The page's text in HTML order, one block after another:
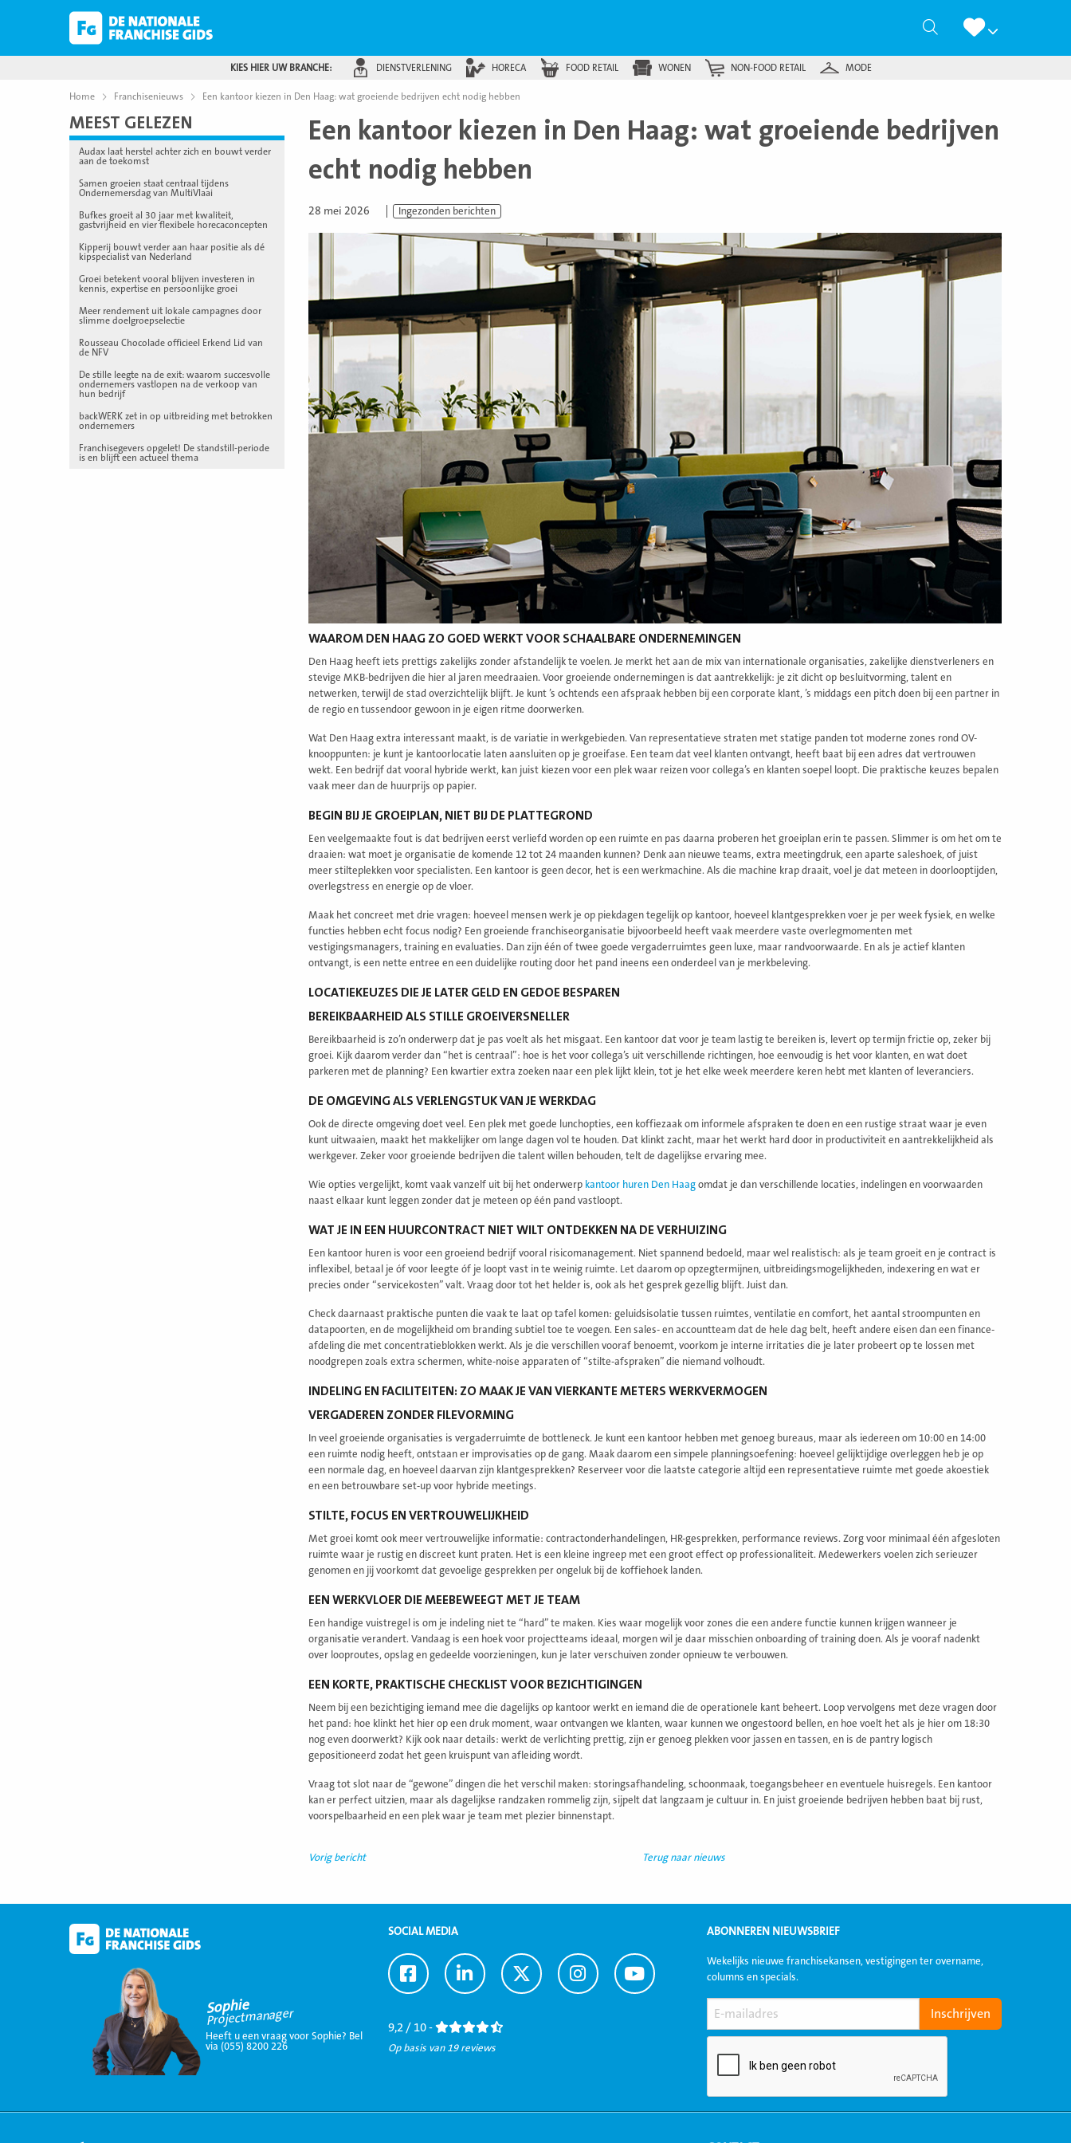
Zoeken
KIES HIER UW BRANCHE: DIENSTVERLENING HORECA FOOD RETAIL WONEN NON-FOOD RETAIL MODE
Home Franchisenieuws Een kantoor kiezen in Den Haag: wat groeiende bedrijven echt nodig hebben
MEEST GELEZEN
Audax laat herstel achter zich en bouwt verder
aan de toekomst
Samen groeien staat centraal tijdens
Ondernemersdag van MultiVlaai
Bufkes groeit al 30 jaar met kwaliteit,
gastvrijheid en vier flexibele horecaconcepten
Kipperij bouwt verder aan haar positie als dé
kipspecialist van Nederland
Groei betekent vooral blijven investeren in
kennis, expertise en persoonlijke groei
Meer rendement uit lokale campagnes door
slimme doelgroepselectie
Rousseau Chocolade officieel Erkend Lid van
de NFV
De stille leegte na de exit: waarom succesvolle
ondernemers vastlopen na de verkoop van
hun bedrijf
backWERK zet in op uitbreiding met betrokken
ondernemers
Franchisegevers opgelet! De standstill-periode
is en blijft een actueel thema
Een kantoor kiezen in Den Haag: wat groeiende bedrijven
echt nodig hebben
28 mei 2026 Ingezonden berichten
WAAROM DEN HAAG ZO GOED WERKT VOOR SCHAALBARE ONDERNEMINGEN
Den Haag heeft iets prettigs zakelijks zonder afstandelijk te voelen. Je merkt het aan de mix van internationale organisaties, zakelijke dienstverleners en
stevige MKB-bedrijven die hier al jaren meedraaien. Voor groeiende ondernemingen is dat aantrekkelijk: je zit dicht op besluitvorming, talent en
netwerken, terwijl de stad overzichtelijk blijft. Je kunt ’s ochtends een afspraak hebben bij een corporate klant, ’s middags een pitch doen bij een partner in
de regio en tussendoor gewoon in je eigen ritme doorwerken.
Wat Den Haag extra interessant maakt, is de variatie in werkgebieden. Van representatieve straten met statige panden tot moderne zones rond OV-
knooppunten: je kunt je kantoorlocatie laten aansluiten op je groeifase. Een team dat veel klanten ontvangt, heeft baat bij een adres dat vertrouwen
wekt. Een bedrijf dat vooral hybride werkt, kan juist kiezen voor een plek waar reizen voor collega’s en klanten soepel loopt. Die praktische keuzes bepalen
vaak meer dan de huurprijs op papier.
BEGIN BIJ JE GROEIPLAN, NIET BIJ DE PLATTEGROND
Een veelgemaakte fout is dat bedrijven eerst verliefd worden op een ruimte en pas daarna proberen het groeiplan erin te passen. Slimmer is om het om te
draaien: wat moet je organisatie de komende 12 tot 24 maanden kunnen? Denk aan nieuwe teams, extra meetingdruk, een aparte saleshoek, of juist
meer stilteplekken voor specialisten. Een kantoor is geen decor, het is een werkmachine. Als die machine krap draait, voel je dat meteen in doorlooptijden,
overlegstress en energie op de vloer.
Maak het concreet met drie vragen: hoeveel mensen werk je op piekdagen tegelijk op kantoor, hoeveel klantgesprekken voer je per week fysiek, en welke
functies hebben echt focus nodig? Een groeiende franchiseorganisatie bijvoorbeeld heeft vaak meerdere vaste overlegmomenten met
vestigingsmanagers, training en evaluaties. Dan zijn één of twee goede vergaderruimtes geen luxe, maar randvoorwaarde. En als je actief klanten
ontvangt, is een nette entree en een duidelijke routing door het pand ineens een onderdeel van je merkbeleving.
LOCATIEKEUZES DIE JE LATER GELD EN GEDOE BESPAREN
BEREIKBAARHEID ALS STILLE GROEIVERSNELLER
Bereikbaarheid is zo’n onderwerp dat je pas voelt als het misgaat. Een kantoor dat voor je team lastig te bereiken is, levert op termijn frictie op, zeker bij
groei. Kijk daarom verder dan “het is centraal”: hoe is het voor collega’s uit verschillende richtingen, hoe eenvoudig is het voor klanten, en wat doet
parkeren met de planning? Een kwartier extra zoeken naar een plek lijkt klein, tot je het elke week meerdere keren hebt met klanten of leveranciers.
DE OMGEVING ALS VERLENGSTUK VAN JE WERKDAG
Ook de directe omgeving doet veel. Een plek met goede lunchopties, een koffiezaak om informele afspraken te doen en een rustige straat waar je even
kunt uitwaaien, maakt het makkelijker om lange dagen vol te houden. Dat klinkt zacht, maar het werkt hard door in productiviteit en aantrekkelijkheid als
werkgever. Zeker voor groeiende bedrijven die talent willen behouden, telt de dagelijkse ervaring mee.
Wie opties vergelijkt, komt vaak vanzelf uit bij het onderwerp kantoor huren Den Haag omdat je dan verschillende locaties, indelingen en voorwaarden
naast elkaar kunt leggen zonder dat je meteen op één pand vastloopt.
WAT JE IN EEN HUURCONTRACT NIET WILT ONTDEKKEN NA DE VERHUIZING
Een kantoor huren is voor een groeiend bedrijf vooral risicomanagement. Niet spannend bedoeld, maar wel realistisch: als je team groeit en je contract is
inflexibel, betaal je óf voor leegte óf je loopt vast in te weinig ruimte. Let daarom op opzegtermijnen, uitbreidingsmogelijkheden, indexering en wat er
precies onder “servicekosten” valt. Vraag door tot het helder is, ook als het gesprek gezellig blijft. Juist dan.
Check daarnaast praktische punten die vaak te laat op tafel komen: geluidsisolatie tussen ruimtes, ventilatie en comfort, het aantal stroompunten en
datapoorten, en de mogelijkheid om branding subtiel toe te voegen. Een sales- en accountteam dat de hele dag belt, heeft andere eisen dan een finance-
afdeling die met concentratieblokken werkt. Als je die verschillen vooraf benoemt, voorkom je interne irritaties die je later probeert op te lossen met
noodgrepen zoals extra schermen, white-noise apparaten of “stilte-afspraken” die niemand volhoudt.
INDELING EN FACILITEITEN: ZO MAAK JE VAN VIERKANTE METERS WERKVERMOGEN
VERGADEREN ZONDER FILEVORMING
In veel groeiende organisaties is vergaderruimte de bottleneck. Je kunt een kantoor hebben met genoeg bureaus, maar als iedereen om 10:00 en 14:00
een ruimte nodig heeft, ontstaan er improvisaties op de gang. Maak daarom een simpele planningsoefening: hoeveel gelijktijdige overleggen heb je op
een normale dag, en hoeveel daarvan zijn klantgesprekken? Reserveer voor die laatste categorie altijd een representatieve ruimte met goede akoestiek
en een betrouwbare set-up voor hybride meetings.
STILTE, FOCUS EN VERTROUWELIJKHEID
Met groei komt ook meer vertrouwelijke informatie: contractonderhandelingen, HR-gesprekken, performance reviews. Zorg voor minimaal één afgesloten
ruimte waar je rustig en discreet kunt praten. Het is een kleine ingreep met een groot effect op professionaliteit. Medewerkers voelen zich serieuzer
genomen en jij voorkomt dat gevoelige gesprekken per ongeluk bij de koffiehoek landen.
EEN WERKVLOER DIE MEEBEWEEGT MET JE TEAM
Een handige vuistregel is om je indeling niet te “hard” te maken. Kies waar mogelijk voor zones die een andere functie kunnen krijgen wanneer je
organisatie verandert. Vandaag is een hoek voor projectteams ideaal, morgen wil je daar misschien onboarding of training doen. Als je vooraf nadenkt
over looproutes, opslag en gedeelde voorzieningen, kun je later verschuiven zonder opnieuw te verbouwen.
EEN KORTE, PRAKTISCHE CHECKLIST VOOR BEZICHTIGINGEN
Neem bij een bezichtiging iemand mee die dagelijks op kantoor werkt en iemand die de operationele kant beheert. Loop vervolgens met deze vragen door
het pand: hoe klinkt het hier op een druk moment, waar ontvangen we klanten, waar kunnen we ongestoord bellen, en hoe voelt het als je hier om 18:30
nog even doorwerkt? Kijk ook naar details: werkt de verlichting prettig, zijn er genoeg plekken voor jassen en tassen, en is de pantry logisch
gepositioneerd zodat het geen kruispunt van afleiding wordt.
Vraag tot slot naar de “gewone” dingen die het verschil maken: storingsafhandeling, schoonmaak, toegangsbeheer en eventuele huisregels. Een kantoor
kan er perfect uitzien, maar als dagelijkse randzaken rommelig zijn, sijpelt dat langzaam je cultuur in. En juist groeiende bedrijven hebben baat bij rust,
voorspelbaarheid en een plek waar je team met plezier binnenstapt.
Vorig bericht Terug naar nieuws
Sophie
Projectmanager
Heeft u een vraag voor Sophie? Bel
via (055) 8200 226
SOCIAL MEDIA
Ga
naar
Ga
naar
Ga
naar
Ga
naar
Ga
naar
9,2 / 10 -
Op basis van 19 reviews
ABONNEREN NIEUWSBRIEF
Wekelijks nieuwe franchisekansen, vestigingen ter overname,
columns en specials.